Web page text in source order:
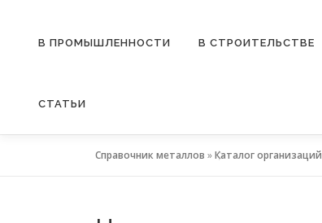
В ПРОМЫШЛЕННОСТИ В СТРОИТЕЛЬСТВЕ
СТАТЬИ
Справочник металлов »Каталог организаций